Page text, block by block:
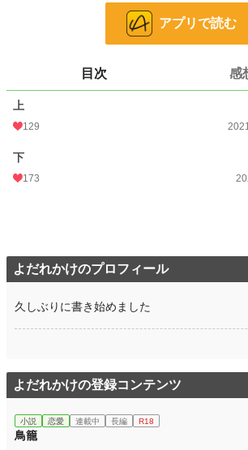
8 位 / 4,658 件
1,043 pt
文字数
初回公開日時
年間ポイント 114,459 pt (5,342 位)
累計ポイント 5,838,354 pt (617 位)
アプリで読む
目次 感
上
129
下
173
よだれかけのプロフィール
久しぶりに書き始めました
よだれかけの登録コンテンツ
小説 恋愛 連載中 長編 R18
鳥籠